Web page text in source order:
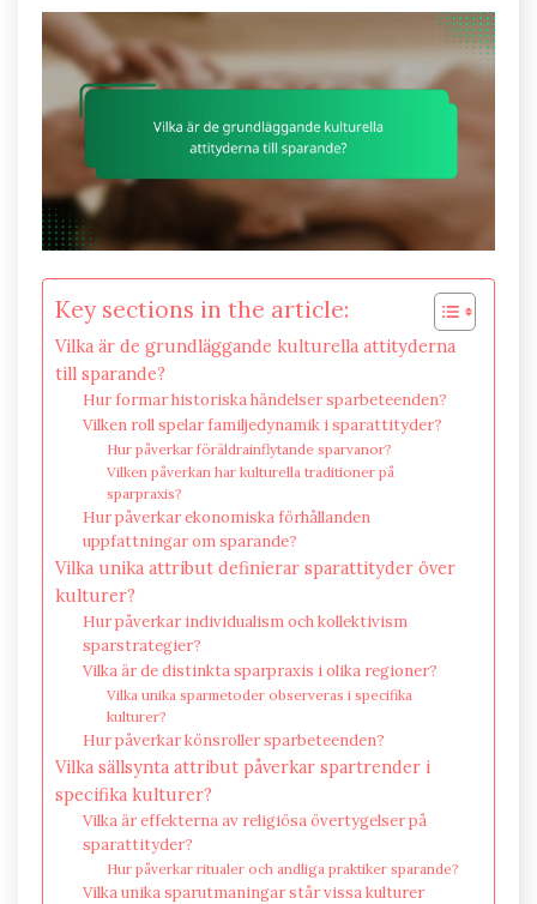
Key sections in the article:
Vilka är de grundläggande kulturella attityderna
till sparande?
Hur formar historiska händelser sparbeteenden?
Vilken roll spelar familjedynamik i sparattityder?
Hur påverkar föräldrainflytande sparvanor?
Vilken påverkan har kulturella traditioner på
sparpraxis?
Hur påverkar ekonomiska förhållanden
uppfattningar om sparande?
Vilka unika attribut definierar sparattityder över
kulturer?
Hur påverkar individualism och kollektivism
sparstrategier?
Vilka är de distinkta sparpraxis i olika regioner?
Vilka unika sparmetoder observeras i specifika
kulturer?
Hur påverkar könsroller sparbeteenden?
Vilka sällsynta attribut påverkar spartrender i
specifika kulturer?
Vilka är effekterna av religiösa övertygelser på
sparattityder?
Hur påverkar ritualer och andliga praktiker sparande?
Vilka unika sparutmaningar står vissa kulturer